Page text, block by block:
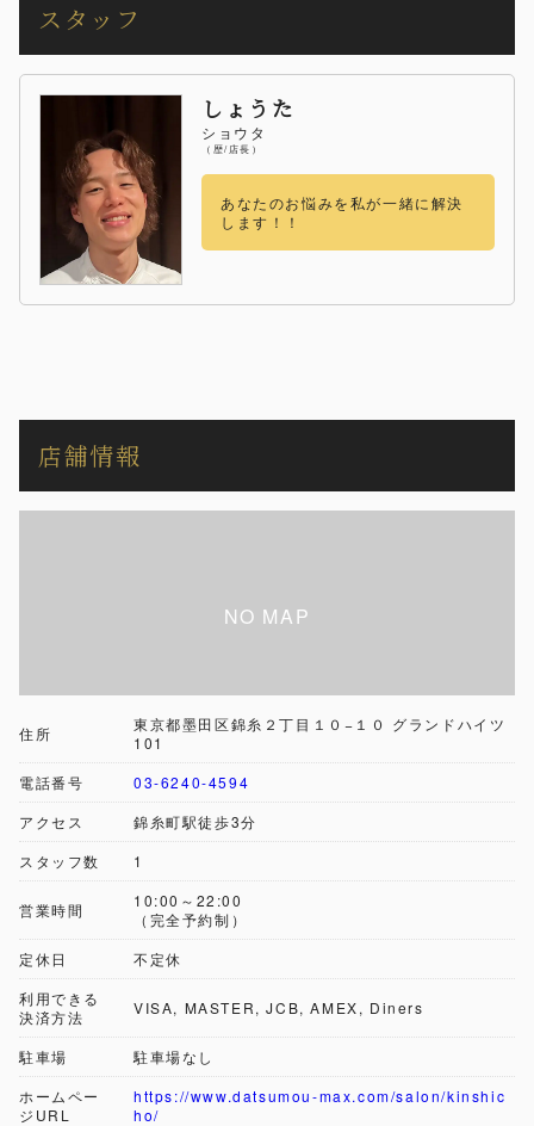
スタッフ
しょうた
ショウタ
（歴/店長）
あなたのお悩みを私が一緒に解決
します！！
店舗情報
住所
東京都墨田区錦糸２丁目１０−１０ グランドハイツ
101
電話番号
03-6240-4594
アクセス
錦糸町駅徒歩3分
スタッフ数
1
営業時間
10:00～22:00
（完全予約制）
定休日
不定休
利用できる
決済方法
VISA, MASTER, JCB, AMEX, Diners
駐車場
駐車場なし
ホームペー
ジURL
https://www.datsumou-max.com/salon/kinshic
ho/